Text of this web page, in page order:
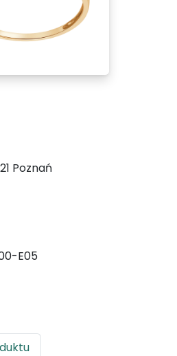
Poznań
E05